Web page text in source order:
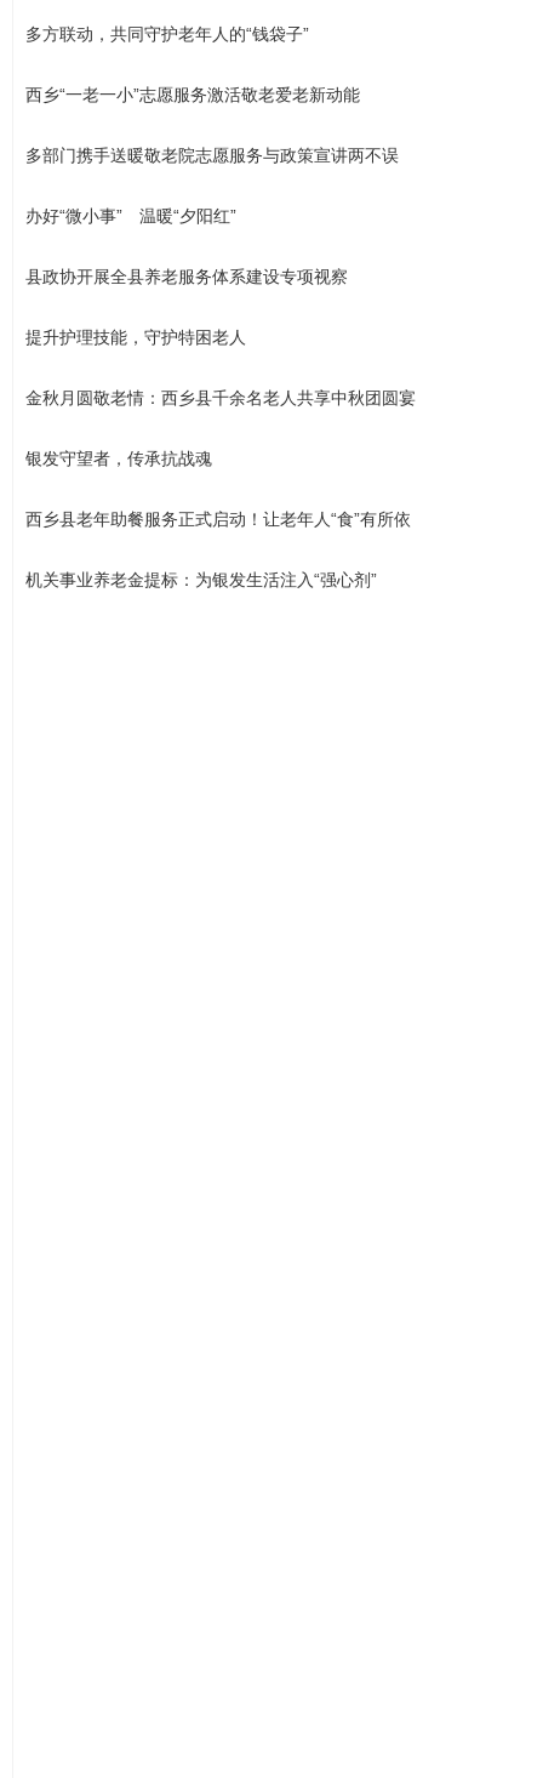
多方联动，共同守护老年人的“钱袋子”
西乡“一老一小”志愿服务激活敬老爱老新动能
多部门携手送暖敬老院志愿服务与政策宣讲两不误
办好“微小事” 温暖“夕阳红”
县政协开展全县养老服务体系建设专项视察
提升护理技能，守护特困老人
金秋月圆敬老情：西乡县千余名老人共享中秋团圆宴
银发守望者，传承抗战魂
西乡县老年助餐服务正式启动！让老年人“食”有所依
机关事业养老金提标：为银发生活注入“强心剂”